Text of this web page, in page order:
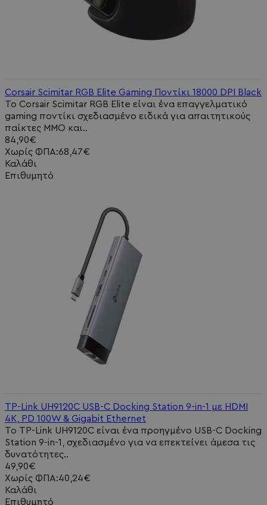
Corsair Scimitar RGB Elite Gaming Ποντίκι 18000 DPI Black
Το Corsair Scimitar RGB Elite είναι ένα επαγγελματικό
gaming ποντίκι σχεδιασμένο ειδικά για απαιτητικούς
παίκτες MMO και..
84,90€
Χωρίς ΦΠΑ:68,47€
Καλάθι
Επιθυμητό
TP-Link UH9120C USB-C Docking Station 9-in-1 με HDMI
4K, PD 100W & Gigabit Ethernet
Το TP-Link UH9120C είναι ένα προηγμένο USB-C Docking
Station 9-in-1, σχεδιασμένο για να επεκτείνει άμεσα τις
δυνατότητες..
49,90€
Χωρίς ΦΠΑ:40,24€
Καλάθι
Επιθυμητό